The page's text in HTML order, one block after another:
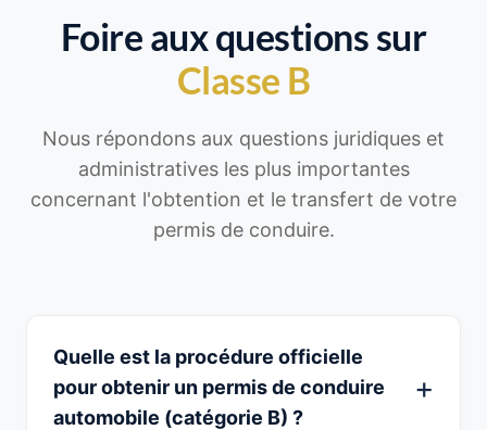
Foire aux questions sur
Classe B
Nous répondons aux questions juridiques et
administratives les plus importantes
concernant l'obtention et le transfert de votre
permis de conduire.
Quelle est la procédure officielle
pour obtenir un permis de conduire
automobile (catégorie B) ?